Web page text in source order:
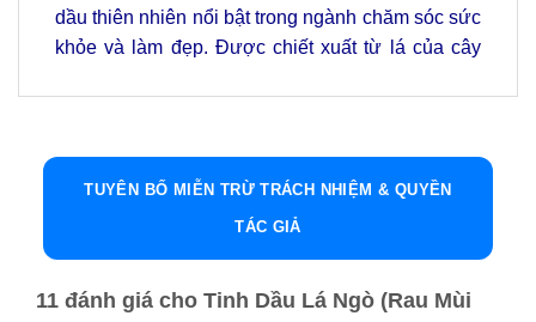
dầu thiên nhiên nổi bật trong ngành chăm sóc sức
khỏe và làm đẹp. Được chiết xuất từ lá của cây
Trong bài viết này, chúng ta sẽ cùng tìm hiểu chi
loại tinh dầu này.
TUYÊN BỐ MIỄN TRỪ TRÁCH NHIỆM & QUYỀN
TÁC GIẢ
11 đánh giá cho Tinh Dầu Lá Ngò (Rau Mùi